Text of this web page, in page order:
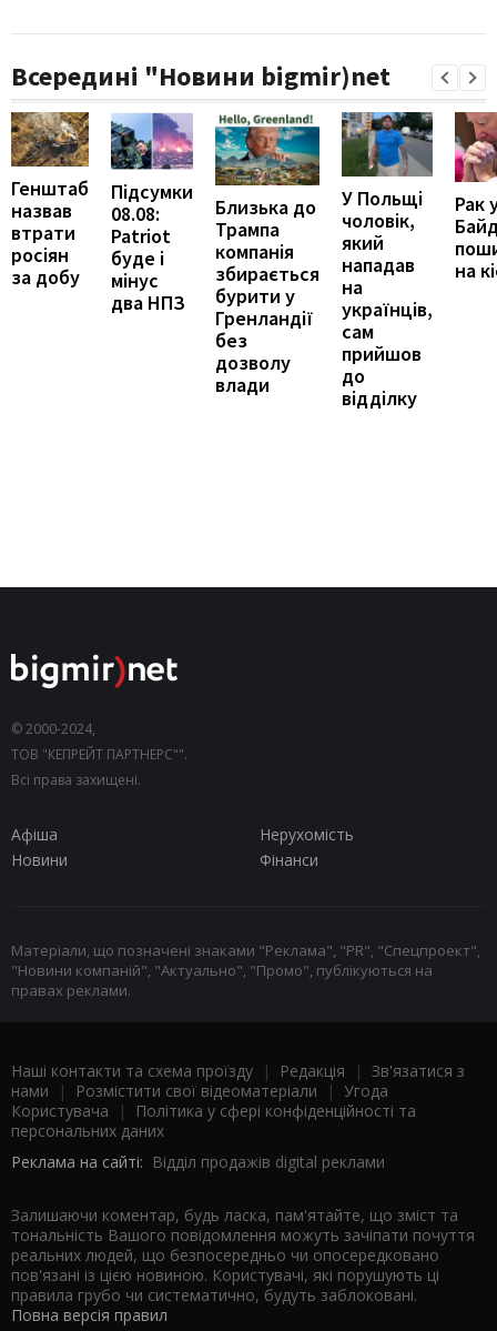
Всередині "Новини bigmir)net
Генштаб
назвав
втрати
росіян
за добу
Підсумки
08.08:
Patriot
буде і
мінус
два НПЗ
Близька до
Трампа
компанія
збирається
бурити у
Гренландії
без
дозволу
влади
У Польщі
чоловік,
який
нападав
на
українців,
сам
прийшов
до
відділку
Рак
на
© 2000-2024,
ТОВ "КЕПРЕЙТ ПАРТНЕРС"".
Всі права захищені.
Афіша
Нерухомість
Новини
Фінанси
Матеріали, що позначені знаками "Реклама", "PR", "Спецпроект",
"Новини компаній", "Актуально", "Промо", публікуються на
правах реклами.
Наші контакти та схема проїзду | Редакція | Зв'язатися з
нами | Розмістити свої відеоматеріали | Угода
Користувача |
Політика у сфері конфіденційності та
персональних даних
Реклама на сайті: Відділ продажів digital реклами
Залишаючи коментар, будь ласка, пам'ятайте, що зміст та
тональність Вашого повідомлення можуть зачіпати почуття
реальних людей, що безпосередньо чи опосередковано
пов'язані із цією новиною. Користувачі, які порушують ці
правила грубо чи систематично, будуть заблоковані.
Повна версія правил